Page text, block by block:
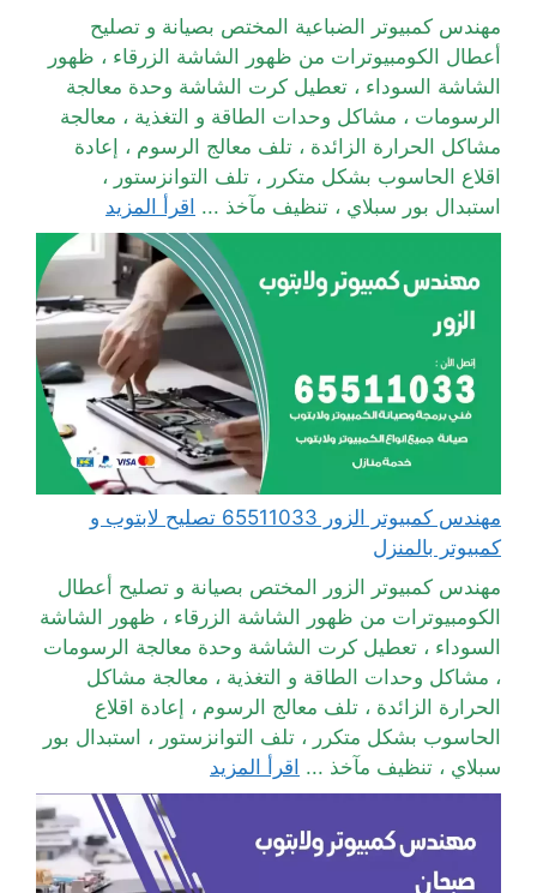
مهندس كمبيوتر الضباعية المختص بصيانة و تصليح
أعطال الكومبيوترات من ظهور الشاشة الزرقاء ، ظهور
الشاشة السوداء ، تعطيل كرت الشاشة وحدة معالجة
الرسومات ، مشاكل وحدات الطاقة و التغذية ، معالجة
مشاكل الحرارة الزائدة ، تلف معالج الرسوم ، إعادة
اقلاع الحاسوب بشكل متكرر ، تلف التوانزستور ،
استبدال بور سبلاي ، تنظيف مآخذ ... اقرأ المزيد
مهندس كمبيوتر الزور 65511033 تصليح لابتوب و
كمبيوتر بالمنزل
مهندس كمبيوتر الزور المختص بصيانة و تصليح أعطال
الكومبيوترات من ظهور الشاشة الزرقاء ، ظهور الشاشة
السوداء ، تعطيل كرت الشاشة وحدة معالجة الرسومات
، مشاكل وحدات الطاقة و التغذية ، معالجة مشاكل
الحرارة الزائدة ، تلف معالج الرسوم ، إعادة اقلاع
الحاسوب بشكل متكرر ، تلف التوانزستور ، استبدال بور
سبلاي ، تنظيف مآخذ ... اقرأ المزيد